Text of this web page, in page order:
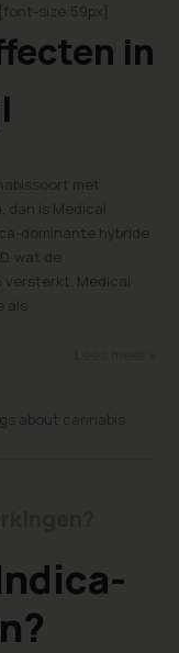
size:59px}
in
met
dan is Medical
dominante hybride
wat de
versterkt. Medical
als
about cannabis